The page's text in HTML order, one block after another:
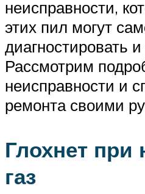
неисправности,
этих пил могут
диагностировать
Рассмотрим
неисправности и
ремонта своими
Глохнет при
газ